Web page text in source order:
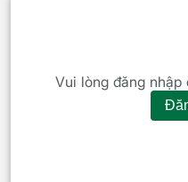
Vui lòng đăng